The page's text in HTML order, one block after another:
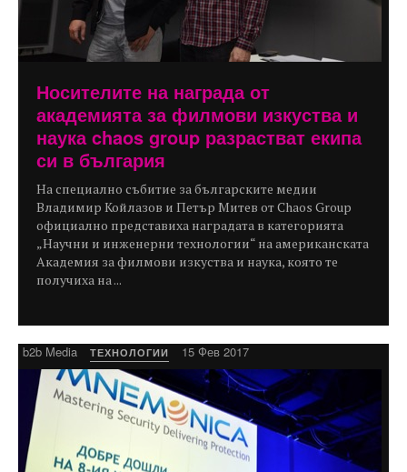
Носителите на награда от
академията за филмови изкуства и
наука chaos group разрастват екипа
си в българия
На специално събитие за българските медии
Владимир Койлазов и Петър Митев от Chaos Group
официално представиха наградата в категорията
„Научни и инженерни технологии“ на американската
Академия за филмови изкуства и наука, която те
получиха на ...
b2b Media ТЕХНОЛОГИИ 15 Фев 2017